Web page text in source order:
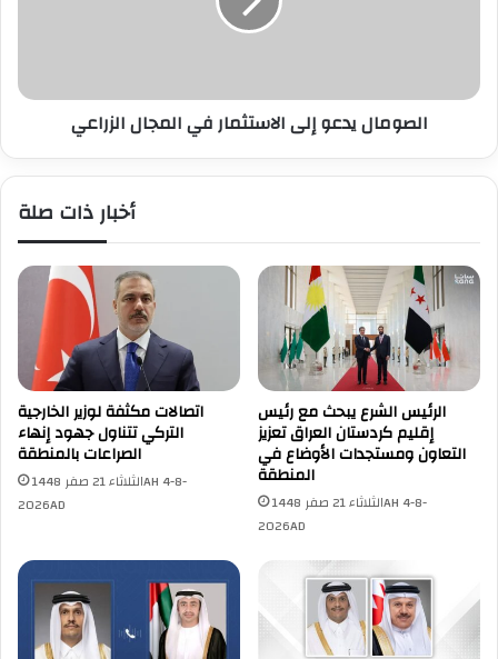
الصومال يدعو إلى الاستثمار في المجال الزراعي
أخبار ذات صلة
اتصالات مكثفة لوزير الخارجية
التركي تتناول جهود إنهاء
الصراعات بالمنطقة
الثلاثاء 21 صفر 1448AH 4-8-
2026AD
الرئيس الشرع يبحث مع رئيس
إقليم كردستان العراق تعزيز
التعاون ومستجدات الأوضاع في
المنطقة
الثلاثاء 21 صفر 1448AH 4-8-
2026AD